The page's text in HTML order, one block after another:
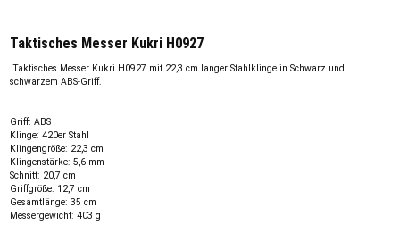
Taktisches Messer Kukri H0927
Taktisches Messer Kukri H0927 mit 22,3 cm langer Stahlklinge in Schwarz und
schwarzem ABS-Griff.
Griff: ABS
Klinge: 420er Stahl
Klingengröße: 22,3 cm
Klingenstärke: 5,6 mm
Schnitt: 20,7 cm
Griffgröße: 12,7 cm
Gesamtlänge: 35 cm
Messergewicht: 403 g